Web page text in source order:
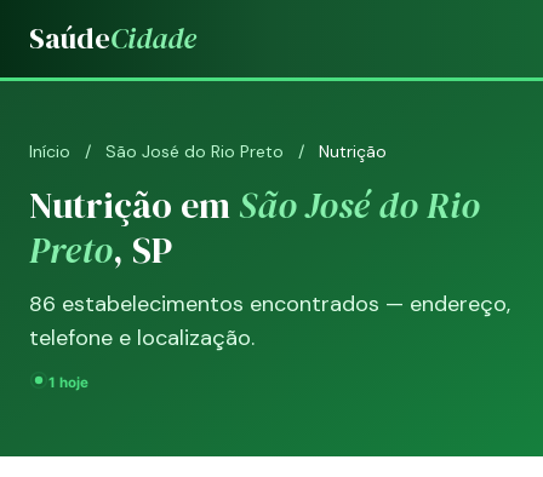
SaúdeCidade
Início / São José do Rio Preto / Nutrição
Nutrição emSão José do Rio
Preto, SP
86 estabelecimentos encontrados — endereço,
telefone e localização.